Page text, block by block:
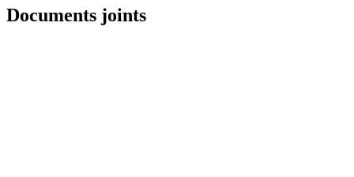
Documents joints